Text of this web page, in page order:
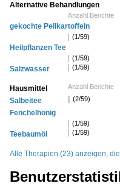
Alternative Behandlungen
Anzahl Berichte
gekochte Pellkartoffeln
(1/59)
Heilpflanzen Tee
(1/59)
Salzwasser (1/59)
Hausmittel Anzahl Berichte
Salbeitee (2/59)
Fenchelhonig
(1/59)
Teebaumöl (1/59)
Alle Therapien (23) anzeigen,